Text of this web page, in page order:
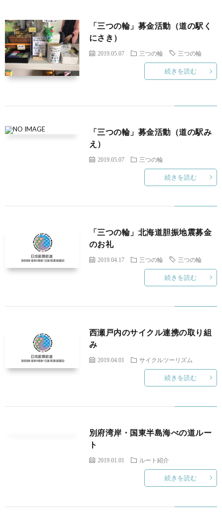
「三つの輪」募金活動（道の駅く
にさき）
2019.05.07 三つの輪 三つの輪
続きを読む
「三つの輪」募金活動（道の駅み
え）
2019.05.07 三つの輪
続きを読む
「三つの輪」北海道胆振地震募金
のお礼
2019.04.17 三つの輪 三つの輪
続きを読む
西瀬戸内のサイクル連携の取り組
み
2019.04.01 サイクルツーリズム
続きを読む
別府湾岸・国東半島海べの道ルー
ト
2019.01.01 ルート紹介
続きを読む